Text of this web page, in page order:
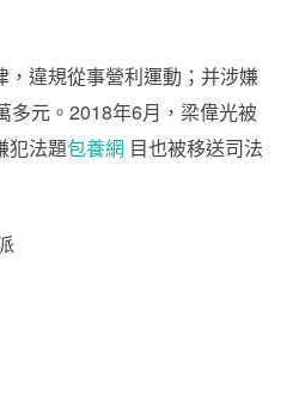
違規從事營利運動；并涉嫌
多元。2018年6月，梁偉光被
犯法題包養網 目也被移送司法